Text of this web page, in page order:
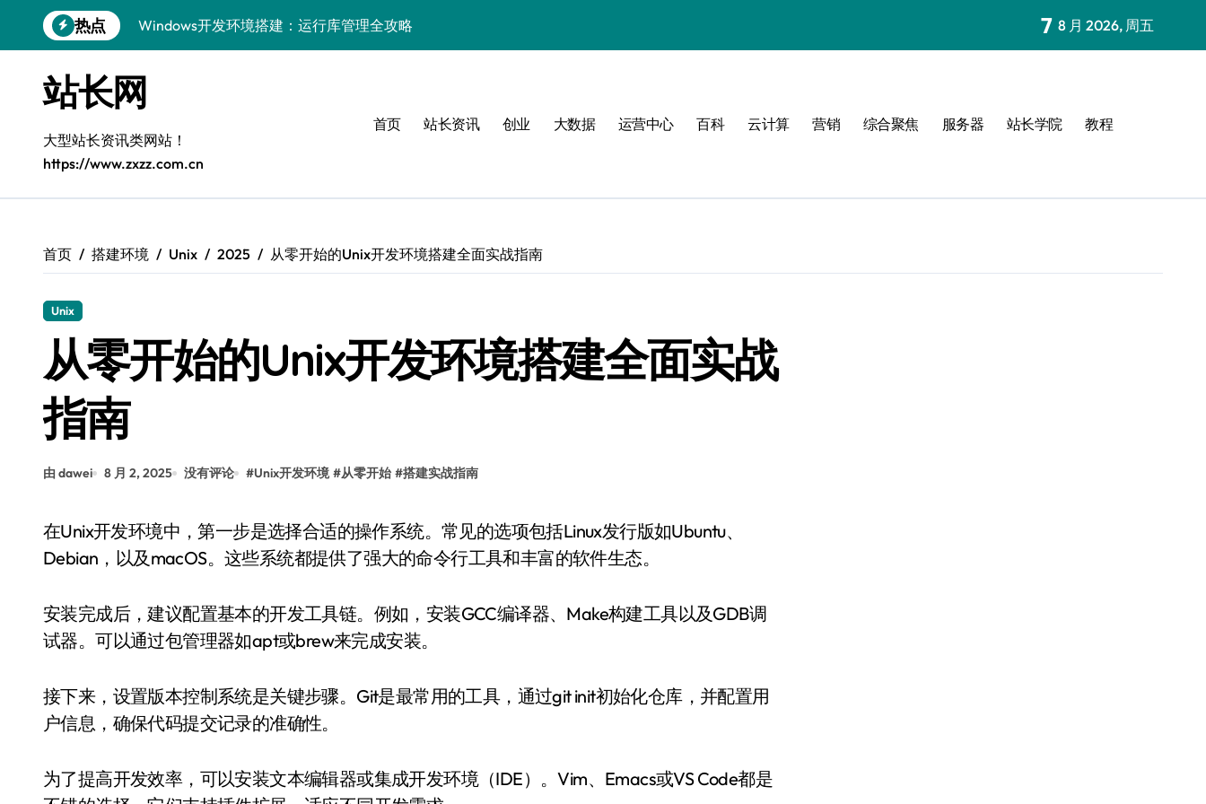
到
热点
Windows开发环境搭建：运行库管理全攻略
鸿蒙云架构下弹性计算优化探索
计算机视觉索引漏洞深度剖析与修复
弹性计算重塑云架构：降本增效实战指南
驭5G之速，铸iOS移动互联新标杆
快速定位漏洞，优化索引效率
弹性架构赋能精准计算，重塑云端体验
7 8 月 2026, 周五
站长网
大型站长资讯类网站！
https://www.zxzz.com.cn
首页 站长资讯 创业 大数据 运营中心 百科 云计算 营销 综合聚焦 服务器 站长学院 教程
首页 搭建环境 Unix 2025 从零开始的Unix开发环境搭建全面实战指南
Unix
从零开始的Unix开发环境搭建全面实战
指南
由 dawei 8 月 2, 2025 没有评论 #Unix开发环境 #从零开始 #搭建实战指南
在Unix开发环境中，第一步是选择合适的操作系统。常见的选项包括Linux发行版如Ubuntu、
Debian，以及macOS。这些系统都提供了强大的命令行工具和丰富的软件生态。
安装完成后，建议配置基本的开发工具链。例如，安装GCC编译器、Make构建工具以及GDB调
试器。可以通过包管理器如apt或brew来完成安装。
接下来，设置版本控制系统是关键步骤。Git是最常用的工具，通过git init初始化仓库，并配置用
户信息，确保代码提交记录的准确性。
为了提高开发效率，可以安装文本编辑器或集成开发环境（IDE）。Vim、Emacs或VS Code都是